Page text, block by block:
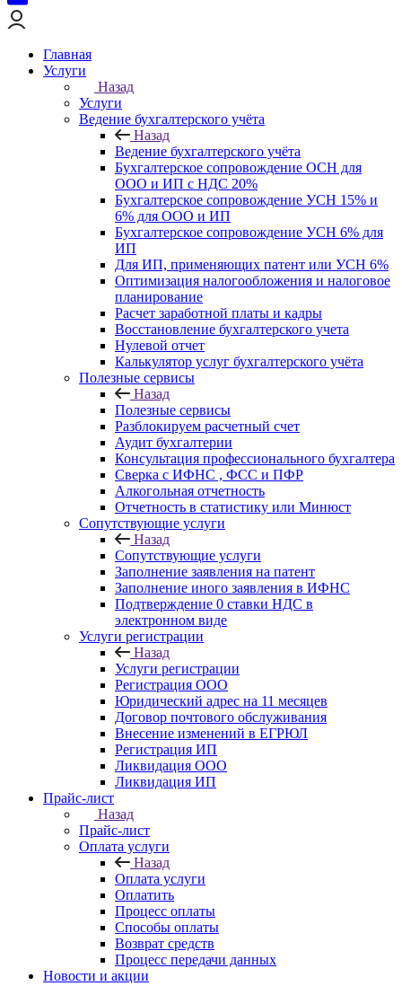
Главная
Услуги
Назад
Услуги
Ведение бухгалтерского учёта
Назад
Ведение бухгалтерского учёта
Бухгалтерское сопровождение ОСН для
ООО и ИП с НДС 20%
Бухгалтерское сопровождение УСН 15% и
6% для ООО и ИП
Бухгалтерское сопровождение УСН 6% для
ИП
Для ИП, применяющих патент или УСН 6%
Оптимизация налогообложения и налоговое
планирование
Расчет заработной платы и кадры
Восстановление бухгалтерского учета
Нулевой отчет
Калькулятор услуг бухгалтерского учёта
Полезные сервисы
Назад
Полезные сервисы
Разблокируем расчетный счет
Аудит бухгалтерии
Консультация профессионального бухгалтера
Сверка с ИФНС , ФСС и ПФР
Алкогольная отчетность
Отчетность в статистику или Минюст
Сопутствующие услуги
Назад
Сопутствующие услуги
Заполнение заявления на патент
Заполнение иного заявления в ИФНС
Подтверждение 0 ставки НДС в
электронном виде
Услуги регистрации
Назад
Услуги регистрации
Регистрация ООО
Юридический адрес на 11 месяцев
Договор почтового обслуживания
Внесение изменений в ЕГРЮЛ
Регистрация ИП
Ликвидация ООО
Ликвидация ИП
Прайс-лист
Назад
Прайс-лист
Оплата услуги
Назад
Оплата услуги
Оплатить
Процесс оплаты
Способы оплаты
Возврат средств
Процесс передачи данных
Новости и акции